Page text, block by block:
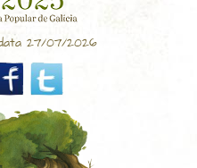
27/07/2026